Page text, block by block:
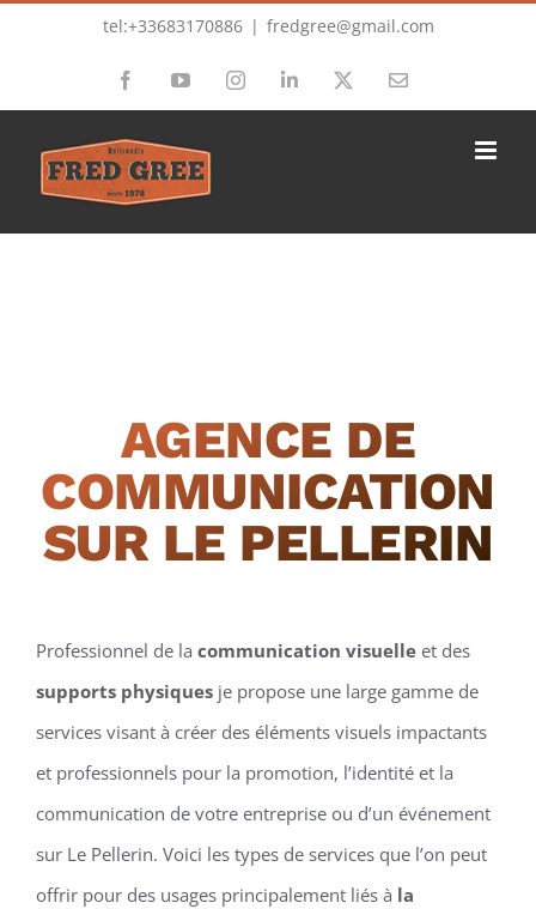
tel:+33683170886 | fredgree@gmail.com
FacebookYouTubeInstagramLinkedIn Email
AGENCE DE
COMMUNICATION
SUR LE PELLERIN
Professionnel de la communication visuelleet des
supports physiquesje propose une large gamme de
services visant à créer des éléments visuels impactants
et professionnels pour la promotion, l’identité et la
communication de votre entreprise ou d’un événement
sur Le Pellerin. Voici les types de services que l’on peut
offrir pour des usages principalement liés à la